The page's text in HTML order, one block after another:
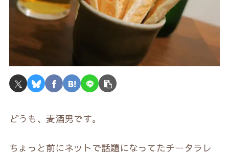
どうも、麦酒男です。
ちょっと前にネットで話題になってたチータラレ